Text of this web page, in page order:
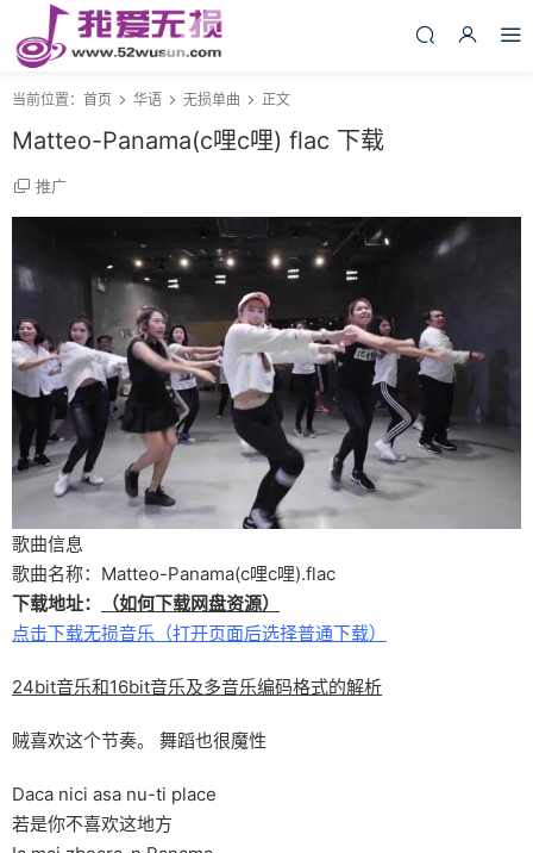
当前位置： 首页 华语 无损单曲 正文
Matteo-Panama(c哩c哩) flac 下载
推广
歌曲信息
歌曲名称：Matteo-Panama(c哩c哩).flac
下载地址：
（如何下载网盘资源）
点击下载无损音乐（打开页面后选择普通下载）
24bit音乐和16bit音乐及多音乐编码格式的解析
贼喜欢这个节奏。 舞蹈也很魔性
Daca nici asa nu-ti place
若是你不喜欢这地方